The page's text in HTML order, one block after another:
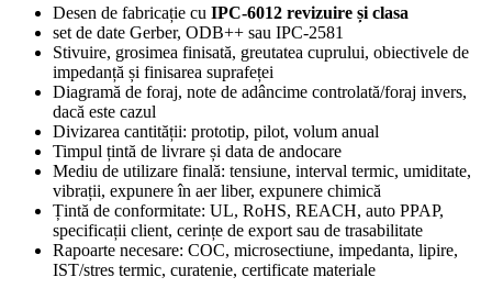
Desen de fabricație cu IPC-6012 revizuire și clasa
set de date Gerber, ODB++ sau IPC-2581
Stivuire, grosimea finisată, greutatea cuprului, obiectivele de
impedanță și finisarea suprafeței
Diagramă de foraj, note de adâncime controlată/foraj invers,
dacă este cazul
Divizarea cantității: prototip, pilot, volum anual
Timpul țintă de livrare și data de andocare
Mediu de utilizare finală: tensiune, interval termic, umiditate,
vibrații, expunere în aer liber, expunere chimică
Țintă de conformitate: UL, RoHS, REACH, auto PPAP,
specificații client, cerințe de export sau de trasabilitate
Rapoarte necesare: COC, microsectiune, impedanta, lipire,
IST/stres termic, curatenie, certificate materiale